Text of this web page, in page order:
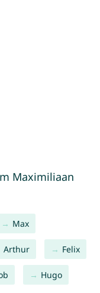
Maximiliaan
Max
Arthur Felix
Hugo